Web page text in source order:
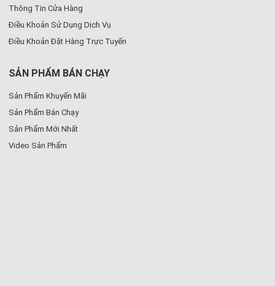
Thông Tin Cửa Hàng
Điều Khoản Sử Dụng Dịch Vụ
Điều Khoản Đặt Hàng Trực Tuyến
SẢN PHẨM BÁN CHẠY
Sản Phẩm Khuyến Mãi
Sản Phẩm Bán Chạy
Sản Phẩm Mới Nhất
Video Sản Phẩm